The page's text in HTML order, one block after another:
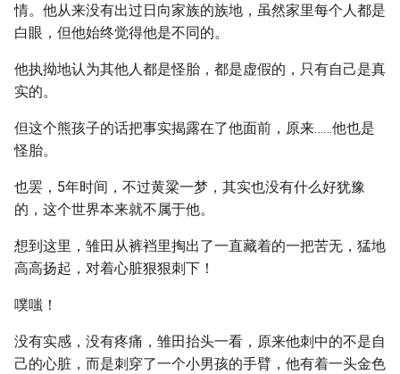
情。他从来没有出过日向家族的族地，虽然家里每个人都是
白眼，但他始终觉得他是不同的。
他执拗地认为其他人都是怪胎，都是虚假的，只有自己是真
实的。
但这个熊孩子的话把事实揭露在了他面前，原来……他也是
怪胎。
也罢，5年时间，不过黄粱一梦，其实也没有什么好犹豫
的，这个世界本来就不属于他。
想到这里，雏田从裤裆里掏出了一直藏着的一把苦无，猛地
高高扬起，对着心脏狠狠刺下！
噗嗤！
没有实感，没有疼痛，雏田抬头一看，原来他刺中的不是自
己的心脏，而是刺穿了一个小男孩的手臂，他有着一头金色